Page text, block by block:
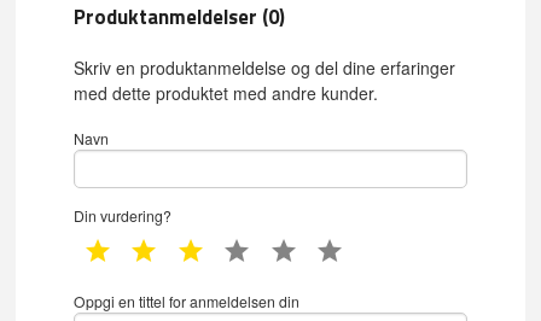
Produktanmeldelser (0)
Skriv en produktanmeldelse og del dine erfaringer
med dette produktet med andre kunder.
Navn
Din vurdering?
1 star 2 star 3 star 4 star 5 star
Oppgi en tittel for anmeldelsen din